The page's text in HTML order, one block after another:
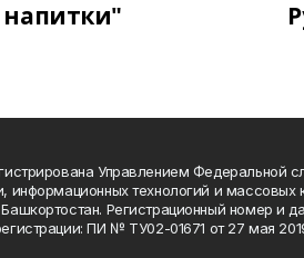
напитки"
Управлением Федеральной
информационных технологий и массовых
Регистрационный номер и
ПИ № ТУ02-01671 от 27 мая